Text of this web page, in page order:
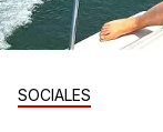
SOCIALES